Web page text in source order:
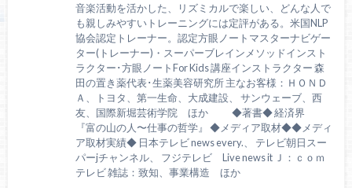
音楽活動を活かした、リズミカルで楽しい、どんな人で
も親しみやすいトレーニングには定評がある。米国NLP
協会認定トレーナー。認定方眼ノートマスターナビゲー
ター(トレーナー)・スーパーブレインメソッドインスト
ラクター･方眼ノートFor Kids 講座インストラクター 森
田の置き薬代表･生薬美容研究所 主なお客様：ＨＯＮＤ
Ａ、トヨタ、第一生命、大成建設、 サンウェーブ、西
友、国際新堀芸術学院 ほか ◆著書◆ 経済界
『富の山の人〜仕事の哲学』 ◆メディア取材◆◆メディ
ア取材実績◆ 日本テレビ news every.、 テレビ朝日スー
パーjチャンネル、 フジテレビ Live news it Ｊ：ｃｏｍ
テレビ 雑誌：致知、事業構造 ほか